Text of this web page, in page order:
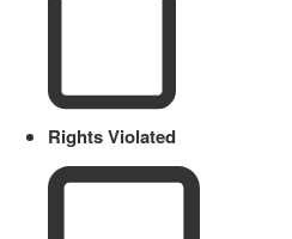
Rights Violated